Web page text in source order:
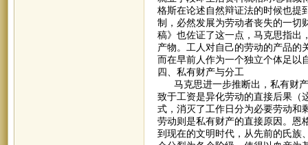
格斯在论述自然辩证法的时候也
制，必然发展为劳动者丧失的一切
稿》也佐证了这一点，马克思指出
产物。工人对自己的劳动的产品的
而在早前人作为一个独立个体足以
四、私有财产与分工
马克思进一步推断出，私有财产
致于工资是异化劳动的直接后果（
式，消灭了工作日分为必要劳动和
劳动则是私有财产的直接原因。恩
到现在的文明时代，从先前的氏族